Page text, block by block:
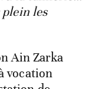
plein les
Ain Zarka
vocation